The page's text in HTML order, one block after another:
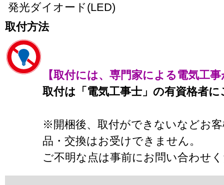
発光ダイオード(LED)
取付方法
【取付には、専門家による電気工
取付は「電気工事士」の有資格者
※開梱後、取付ができないなどお
品・交換はお受けできません。
ご不明な点は事前にお問い合わせ